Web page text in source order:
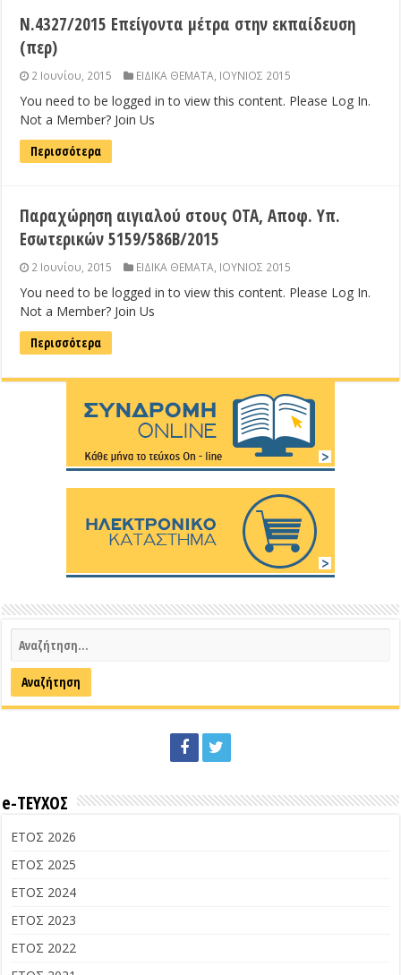
Ν.4327/2015 Επείγοντα μέτρα στην εκπαίδευση
(περ)
2 Ιουνίου, 2015 ΕΙΔΙΚΑ ΘΕΜΑΤΑ, ΙΟΥΝΙΟΣ 2015
You need to be logged in to view this content. Please Log In.
Not a Member? Join Us
Περισσότερα
Παραχώρηση αιγιαλού στους ΟΤΑ, Αποφ. Υπ.
Εσωτερικών 5159/586Β/2015
2 Ιουνίου, 2015 ΕΙΔΙΚΑ ΘΕΜΑΤΑ, ΙΟΥΝΙΟΣ 2015
You need to be logged in to view this content. Please Log In.
Not a Member? Join Us
Περισσότερα
e-ΤΕΥΧΟΣ
ΕΤΟΣ 2026
ΕΤΟΣ 2025
ΕΤΟΣ 2024
ΕΤΟΣ 2023
ΕΤΟΣ 2022